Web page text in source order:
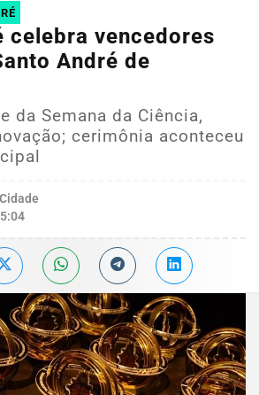
celebra vencedores
André de
da Semana da Ciência,
cerimônia aconteceu